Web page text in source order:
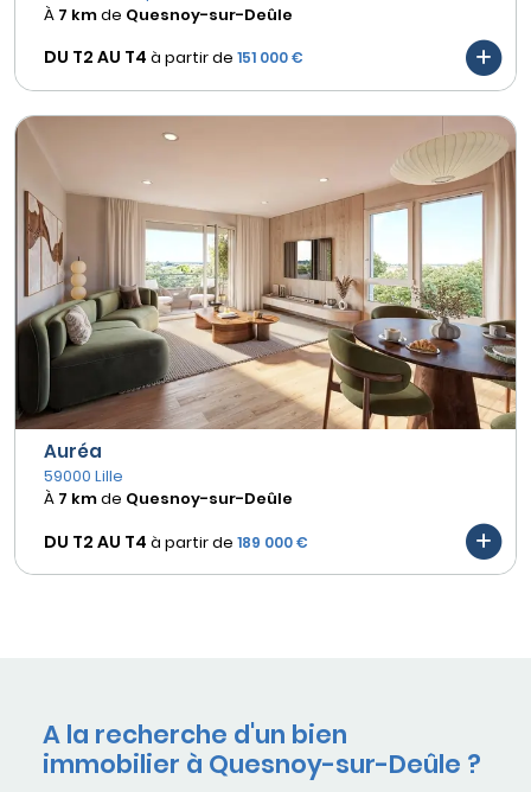
À 7 kmde Quesnoy-sur-Deûle
DU T2 AU T4 à partir de 151 000 €
Auréa
59000 Lille
À 7 kmde Quesnoy-sur-Deûle
DU T2 AU T4 à partir de 189 000 €
A la recherche d'un bien
immobilier à Quesnoy-sur-Deûle ?